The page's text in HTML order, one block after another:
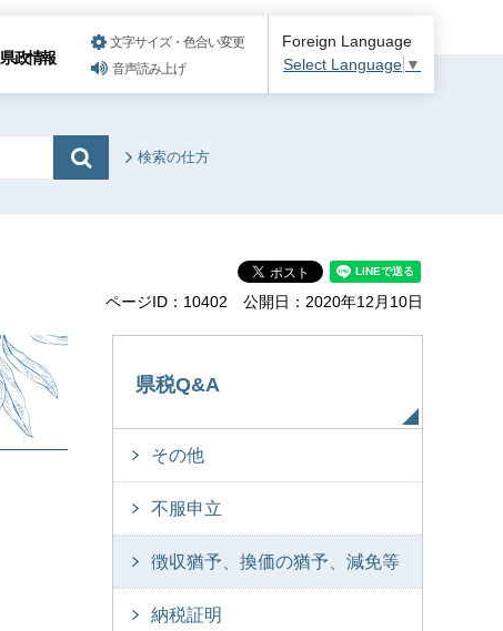
県政情報
文字サイズ・色合い変更
音声読み上げ
Foreign Language
Select Language ▼
検索の仕方
ページID：10402 公開日：2020年12月10日
県税Q&A
その他
不服申立
徴収猶予、換価の猶予、減免等
納税証明